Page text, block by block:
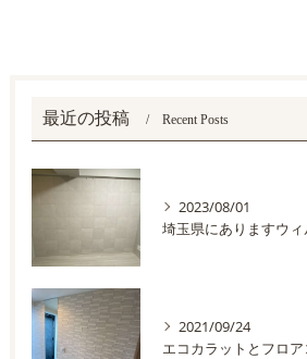
最近の投稿 Recent Posts
2023/08/01
2021/09/24